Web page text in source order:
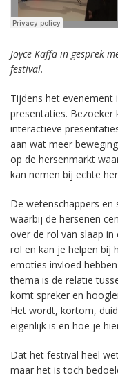
Joyce Kaffa in gesprek
festival.
Tijdens het evenement
presentaties. Bezoeker
interactieve
aan wat meer
op de hersenmarkt
kan nemen bij echte
De wetenschappers en
waarbij de hersenen
over de rol van slaap
rol en kan je helpen bij
emoties invloed
thema is de relatie
komt spreker en
Het wordt, kortom,
eigenlijk is en hoe je
Dat het festival heel
maar het is toch